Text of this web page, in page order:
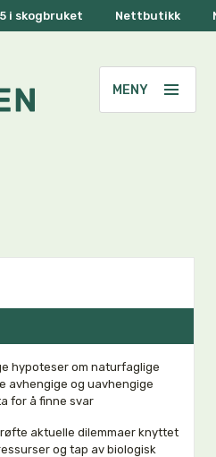
i skogbruket Nettbutikk
hypoteser om naturfaglige
avhengige og uavhengige
for å finne svar
aktuelle dilemmaer knyttet
og tap av biologisk